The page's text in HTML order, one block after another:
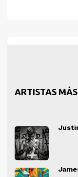
ARTISTAS